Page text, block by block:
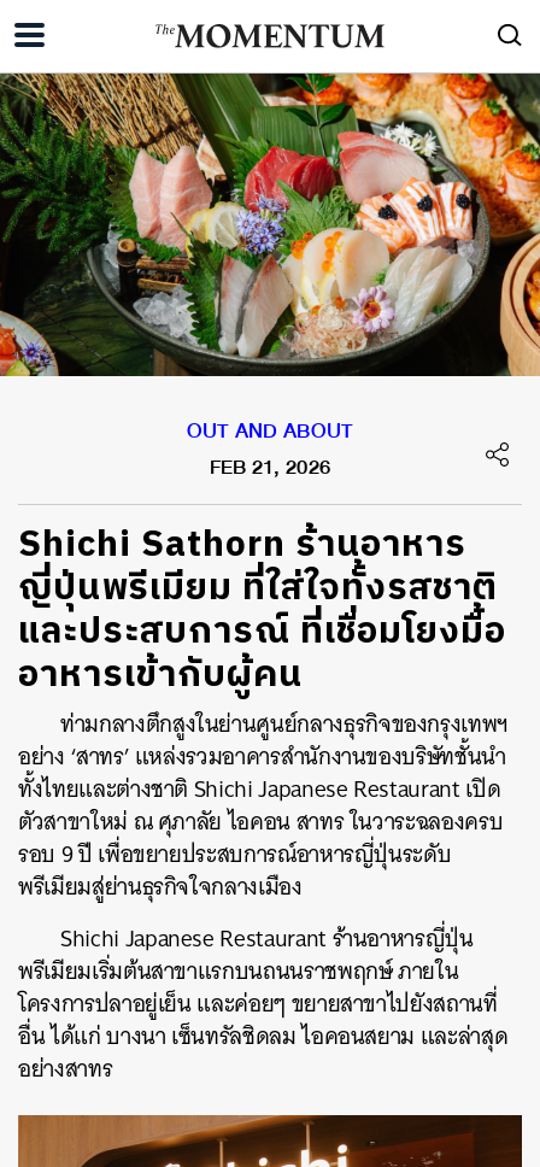
OUT AND ABOUT
FEB 21, 2026
Shichi Sathorn ร้านอาหาร
ญี่ปุ่นพรีเมียม ที่ใส่ใจทั้งรสชาติ
และประสบการณ์ ที่เชื่อมโยงมื้อ
อาหารเข้ากับผู้คน
ท่ามกลางตึกสูงในย่านศูนย์กลางธุรกิจของกรุงเทพฯ
อย่าง ‘สาทร’ แหล่งรวมอาคารสำนักงานของบริษัทชั้นนำ
ทั้งไทยและต่างชาติ Shichi Japanese Restaurant เปิด
ตัวสาขาใหม่ ณ ศุภาลัย ไอคอน สาทร ในวาระฉลองครบ
รอบ 9 ปี เพื่อขยายประสบการณ์อาหารญี่ปุ่นระดับ
พรีเมียมสู่ย่านธุรกิจใจกลางเมือง
Shichi Japanese Restaurant ร้านอาหารญี่ปุ่น
พรีเมียมเริ่มต้นสาขาแรกบนถนนราชพฤกษ์ ภายใน
โครงการปลาอยู่เย็น และค่อยๆ ขยายสาขาไปยังสถานที่
อื่น ได้แก่ บางนา เซ็นทรัลชิดลม ไอคอนสยาม และล่าสุด
อย่างสาทร